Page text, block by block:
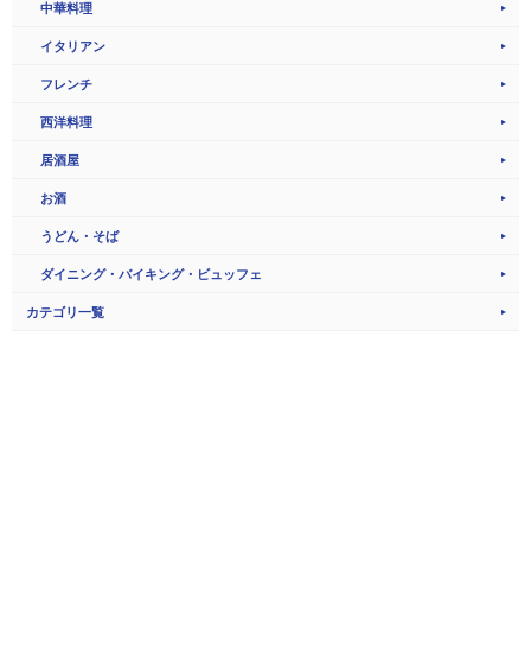
中華料理
イタリアン
フレンチ
西洋料理
居酒屋
お酒
うどん・そば
ダイニング・バイキング・ビュッフェ
カテゴリ一覧